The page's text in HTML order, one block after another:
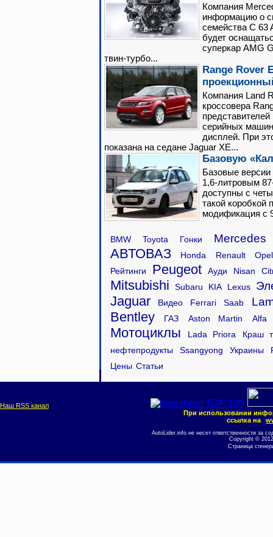
Компания
информацию о
семейства C 63
будет
суперкар AMG
твин-турбо...
Range Rover
Компания Land
кроссовера
серийных
дисплей. При
показана на седане Jaguar XE...
Базовую
Базовые
1,6-литровым
доступны с
такой
модификация с
BMW Toyota Гонки Mercedes
АВТОВАЗ Honda Renault
Opel
Рейтинги
Peugeot Ауди Nisan
Mitsubishi Subaru KIA Lexus
Jaguar Видео Ferrari Saab
Bentley ГАЗ Aston Martin Alfa
Мотоциклы Lada Priora
Краш
нефтепродукты
Ssangyong Украины
Цены Статьи
Наш RSS канал
При использовании
ссылка на
AutoLider.info не несет ответственности за
Copyright ©
Страница